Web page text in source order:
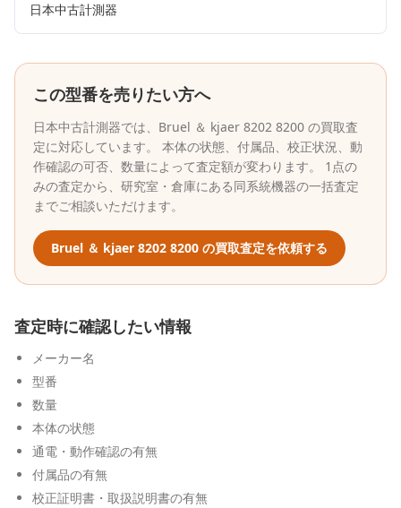
日本中古計測器
この型番を売りたい方へ
日本中古計測器では、 Bruel ＆ kjaer 8202 8200 の買取査
定に対応しています。 本体の状態、付属品、校正状況、動
作確認の可否、数量によって査定額が変わります。 1点の
みの査定から、研究室・倉庫にある同系統機器の一括査定
までご相談いただけます。
Bruel ＆ kjaer 8202 8200 の買取査定を依頼する
査定時に確認したい情報
メーカー名
型番
数量
本体の状態
通電・動作確認の有無
付属品の有無
校正証明書・取扱説明書の有無